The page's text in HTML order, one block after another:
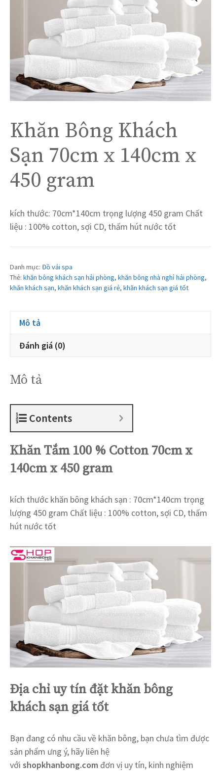
Khăn Bông Khách
Sạn 70cm x 140cm x
450 gram
kích thước: 70cm*140cm trọng lượng 450 gram Chất
liệu : 100% cotton, sợi CD, thấm hút nước tốt
Danh mục: Đồ vải spa
Thẻ: khăn bông khách sạn hải phòng, khăn bông nhà nghỉ hải phòng,
khăn khách sạn, khăn khách sạn giá rẻ, khăn khách sạn giá tốt
Mô tả
Đánh giá (0)
Mô tả
Contents
Khăn Tắm 100 % Cotton 70cm x
140cm x 450 gram
kích thước khăn bông khách sạn : 70cm*140cm trọng
lượng 450 gram Chất liệu : 100% cotton, sợi CD, thấm
hút nước tốt
Địa chỉ uy tín đặt khăn bông
khách sạn giá tốt
Bạn đang có nhu cầu về khăn bông, bạn chưa tìm được
sản phẩm ưng ý, hãy liên hệ
với shopkhanbong.com đơn vị uy tín, kinh nghiệm